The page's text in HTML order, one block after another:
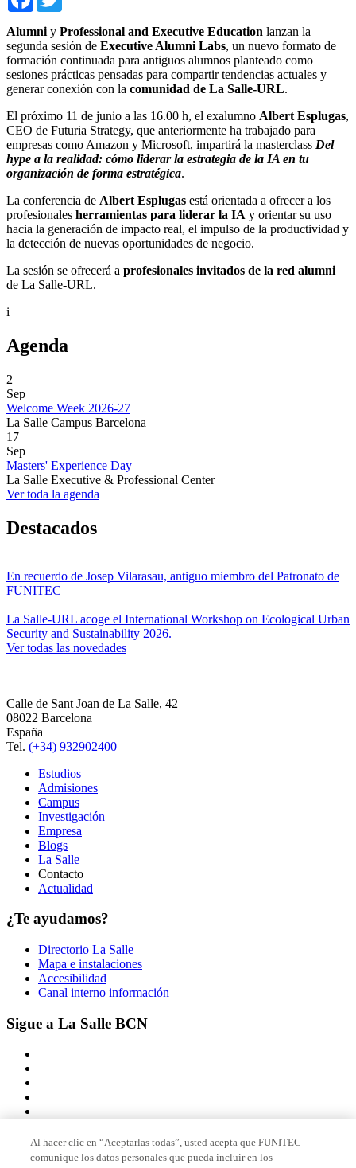
Alumni y Professional and Executive Education lanzan la
segunda sesión de Executive Alumni Labs, un nuevo formato de
formación continuada para antiguos alumnos planteado como
sesiones prácticas pensadas para compartir tendencias actuales y
generar conexión con la comunidad de La Salle-URL.
El próximo 11 de junio a las 16.00 h, el exalumno Albert Esplugas,
CEO de Futuria Strategy, que anteriormente ha trabajado para
empresas como Amazon y Microsoft, impartirá la masterclass Del
hype a la realidad: cómo liderar la estrategia de la IA en tu
organización de forma estratégica.
La conferencia de Albert Esplugas está orientada a ofrecer a los
profesionales herramientas para liderar la IA y orientar su uso
hacia la generación de impacto real, el impulso de la productividad y
la detección de nuevas oportunidades de negocio.
La sesión se ofrecerá a profesionales invitados de la red alumni
de La Salle-URL.
i
Agenda
2
Sep
Welcome Week 2026-27
La Salle Campus Barcelona
17
Sep
Masters' Experience Day
La Salle Executive & Professional Center
Ver toda la agenda
Destacados
En recuerdo de Josep Vilarasau, antiguo miembro del Patronato de
FUNITEC
La Salle-URL acoge el International Workshop on Ecological Urban
Security and Sustainability 2026.
Ver todas las novedades
Calle de Sant Joan de La Salle, 42
08022 Barcelona
España
Tel. (+34) 932902400
Estudios
Admisiones
Campus
Investigación
Empresa
Blogs
La Salle
Contacto
Actualidad
¿Te ayudamos?
Directorio La Salle
Mapa e instalaciones
Accesibilidad
Canal interno información
Sigue a La Salle BCN
Al hacer clic en “Aceptarlas todas”, usted acepta que FUNITEC
comunique los datos personales que pueda incluir en los